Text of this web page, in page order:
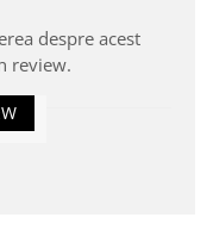
despre acest
review.